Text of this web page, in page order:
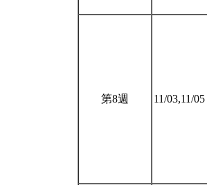
第8週 11/03,11/05